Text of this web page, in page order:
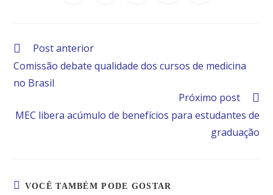
Post anterior
Comissão debate qualidade dos cursos de medicina
no Brasil
Próximo post
MEC libera acúmulo de benefícios para estudantes de
graduação
VOCÊ TAMBÉM PODE GOSTAR